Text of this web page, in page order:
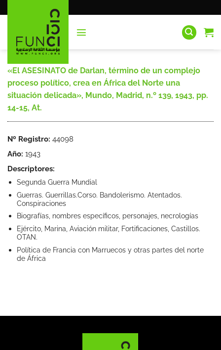
al
«El ASESINATO de Darlan, término de un complejo
proceso político, crea en África del Norte una
situación delicada», Mundo, Madrid, n.º 139, 1943, pp.
14-15, At.
Nº Registro: 44098
Año: 1943
Descriptores:
Segunda Guerra Mundial
Guerras. Guerrillas.Corso. Bandolerismo. Atentados.
Conspiraciones
Biografías, nombres específicos, personajes, necrologías
Ejército, Marina, Aviación militar, Fortificaciones, Castillos.
OTAN.
Política de Francia con Marruecos y otras partes del norte
de África